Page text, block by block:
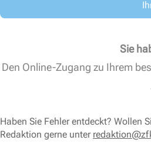
Sie
Den Online-Zugang zu Ihrem
Haben Sie Fehler entdeckt? Wollen
Redaktion gerne unter